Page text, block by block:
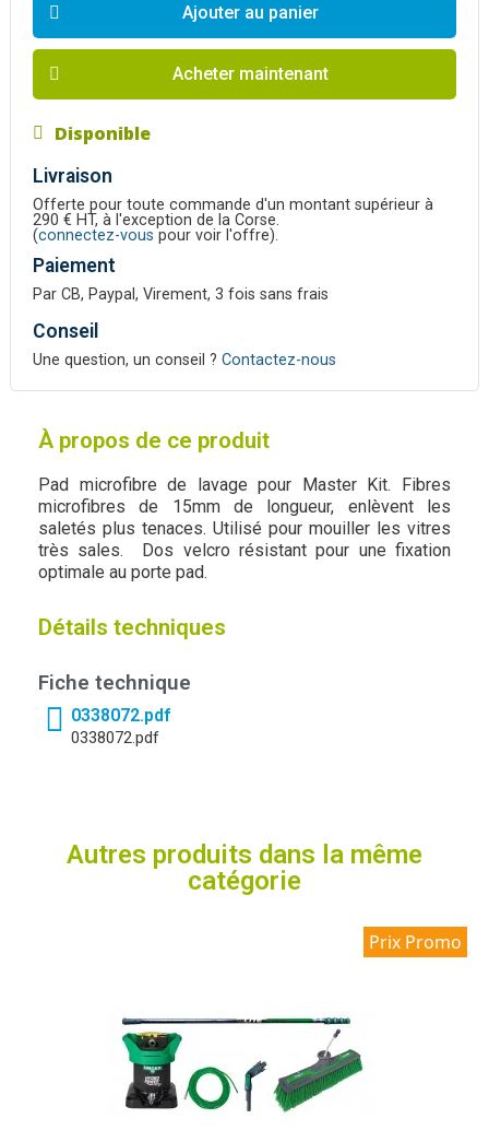
Ajouter au panier
Acheter maintenant
Disponible
Livraison
Offerte pour toute commande d'un montant supérieur à
290 € HT, à l'exception de la Corse.
(connectez-vous pour voir l'offre).
Paiement
Par CB, Paypal, Virement, 3 fois sans frais
Conseil
Une question, un conseil ? Contactez-nous
À propos de ce produit
Pad microfibre de lavage pour Master Kit. Fibres
microfibres de 15mm de longueur, enlèvent les
saletés plus tenaces. Utilisé pour mouiller les vitres
très sales. Dos velcro résistant pour une fixation
optimale au porte pad.
Détails techniques
Fiche technique
0338072.pdf
0338072.pdf
Autres produits dans la même
catégorie
Prix Promo